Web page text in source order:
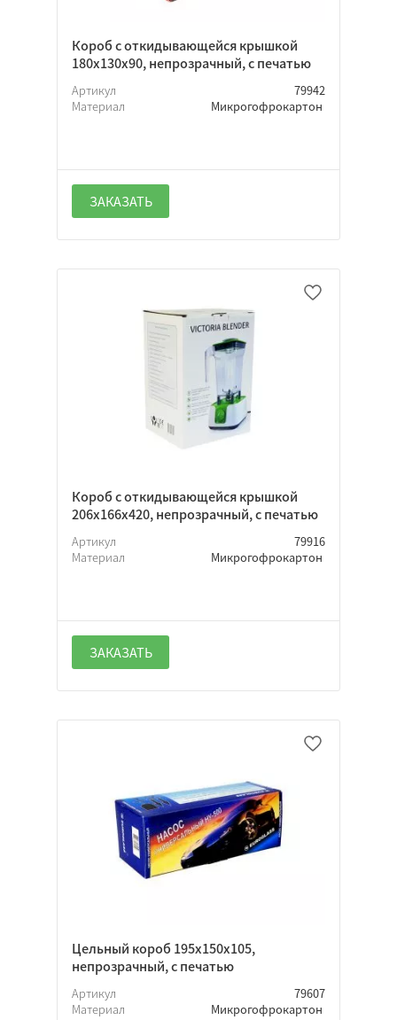
Короб с откидывающейся крышкой
180х130х90, непрозрачный, с печатью
Артикул
79942
Материал
Микрогофрокартон
ЗАКАЗАТЬ
Короб с откидывающейся крышкой
206х166х420, непрозрачный, с печатью
Артикул
79916
Материал
Микрогофрокартон
ЗАКАЗАТЬ
Цельный короб 195х150х105,
непрозрачный, с печатью
Артикул
79607
Материал
Микрогофрокартон